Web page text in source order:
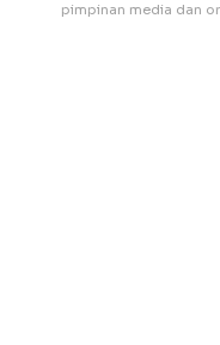
pimpinan media dan